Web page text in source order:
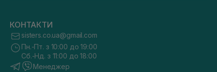
КОНТАКТИ
sisters.co.ua@gmail.com
Пн.-Пт. з 10:00 до 19:00
Сб.-Нд. з 11:00 до 18:00
Менеджер